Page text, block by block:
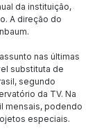
da instituição,
A direção do
nas últimas
substituta de
segundo
da TV. Na
mensais, podendo
especiais.